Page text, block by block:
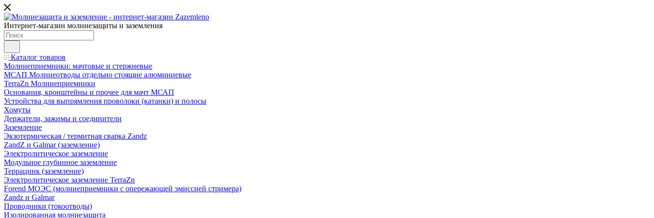
Интернет-магазин молниезащиты и заземления
Каталог товаров
Молниеприемники: мачтовые и стержневые
МСАП Молниеотводы отдельно стоящие алюминиевые
TerraZn Молниеприемники
Основания, кронштейны и прочее для мачт МСАП
Устройства для выпрямления проволоки (катанки) и полосы
Хомуты
Держатели, зажимы и соединители
Заземление
Экзотермическая / термитная сварка Zandz
ZandZ и Galmar (заземление)
Электролитическое заземление
Модульное глубинное заземление
Террацинк (заземление)
Электролитическое заземление TerraZn
Forend МОЭС (молниеприемники с опережающей эмиссией стримера)
Zandz и Galmar
Проводники (токоотводы)
Изолированная молниезащита